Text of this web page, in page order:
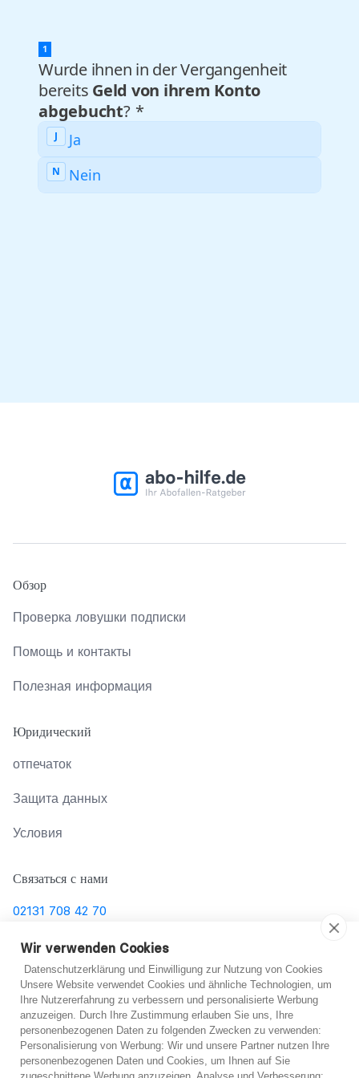
Не уверен?
Обзор
Проверка ловушки подписки
Помощь и контакты
Полезная информация
Юридический
отпечаток
Защита данных
Условия
Связаться с нами
02131 708 42 70
support@abo-hilfe.de
© 2021 abo-hilfe.de
*Примечание: abo-hilfe.de представляет собой
информационный веб-сайт. Потребитель получает
Wir verwenden Cookies
Datenschutzerklärung und Einwilligung zur Nutzung von Cookies
Unsere Website verwendet Cookies und ähnliche Technologien, um
Ihre Nutzererfahrung zu verbessern und personalisierte Werbung
anzuzeigen. Durch Ihre Zustimmung erlauben Sie uns, Ihre
personenbezogenen Daten zu folgenden Zwecken zu verwenden:
Personalisierung von Werbung: Wir und unsere Partner nutzen Ihre
personenbezogenen Daten und Cookies, um Ihnen auf Sie